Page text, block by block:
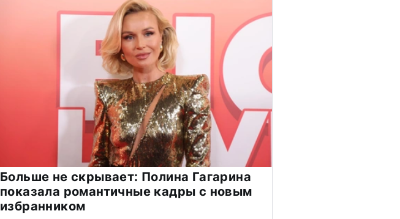
Больше не скрывает: Полина Гагарина
показала романтичные кадры с новым
избранником